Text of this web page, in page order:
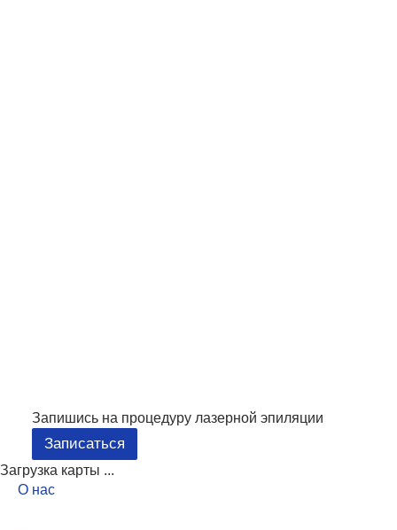
Запишись на процедуру лазерной эпиляции
Записаться
Загрузка карты ...
О нас